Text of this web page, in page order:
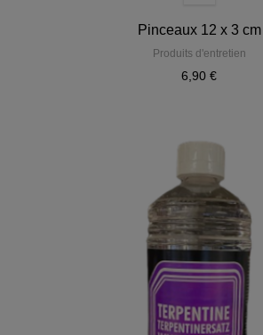
Pinceaux 12 x 3 cm
Produits d'entretien
6,90 €